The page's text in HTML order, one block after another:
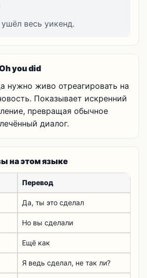
весь уикенд.
you did
нужно живо отреагировать на
Показывает искренний
превращая обычное
диалог.
на этом языке
Перевод
Да, ты это сделал
Но вы сделали
Ещё как
Я ведь сделал, не так ли?